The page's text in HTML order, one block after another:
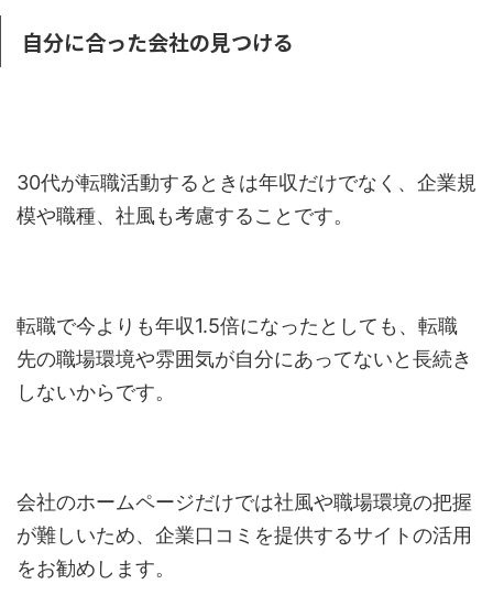
自分に合った会社の見つける
30代が転職活動するときは年収だけでなく、企業規
模や職種、社風も考慮することです。
転職で今よりも年収1.5倍になったとしても、転職
先の職場環境や雰囲気が自分にあってないと長続き
しないからです。
会社のホームページだけでは社風や職場環境の把握
が難しいため、企業口コミを提供するサイトの活用
をお勧めします。